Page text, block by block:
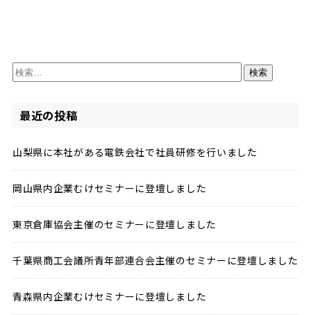
検
索:
最近の投稿
山梨県に本社がある電鉄会社で社員研修を行いました
岡山県内企業むけセミナーに登壇しました
東京倉庫協会主催のセミナーに登壇しました
千葉県商工会議所青年部連合会主催のセミナーに登壇しました
青森県内企業むけセミナーに登壇しました